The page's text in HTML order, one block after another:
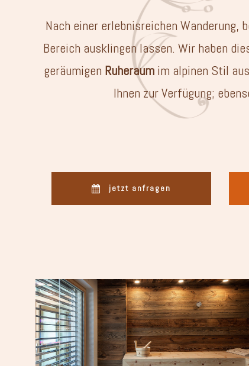
Nach einer erlebnisreichen Wanderung,
Bereich ausklingen lassen. Wir haben
geräumigen Ruheraum im alpinen Stil
Ihnen zur Verfügung;
jetzt anfragen